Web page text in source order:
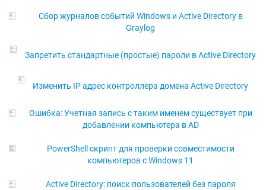
Сбор журналов событий Windows и Active Directory в
Graylog
Запретить стандартные (простые) пароли в Active Directory
Изменить IP адрес контроллера домена Active Directory
Ошибка: Учетная запись с таким именем существует при
добавлении компьютера в AD
PowerShell скрипт для проверки совместимости
компьютеров с Windows 11
Active Directory: поиск пользователей без пароля